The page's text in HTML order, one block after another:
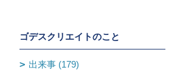
ゴデスクリエイトのこと
出来事 (179)